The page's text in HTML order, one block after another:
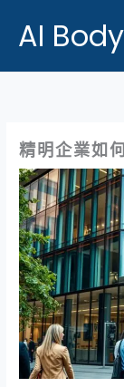
AI
精明企業如